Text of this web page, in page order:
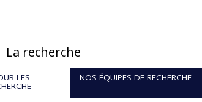
/La recherche
LES NOS ÉQUIPES DE RECHERCHE